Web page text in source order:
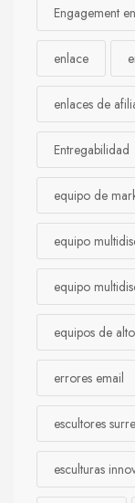
Engagement
enlace
enlaces de
Entregabilidad
equipo de
equipo
equipo
equipos de
errores email
escultores
esculturas